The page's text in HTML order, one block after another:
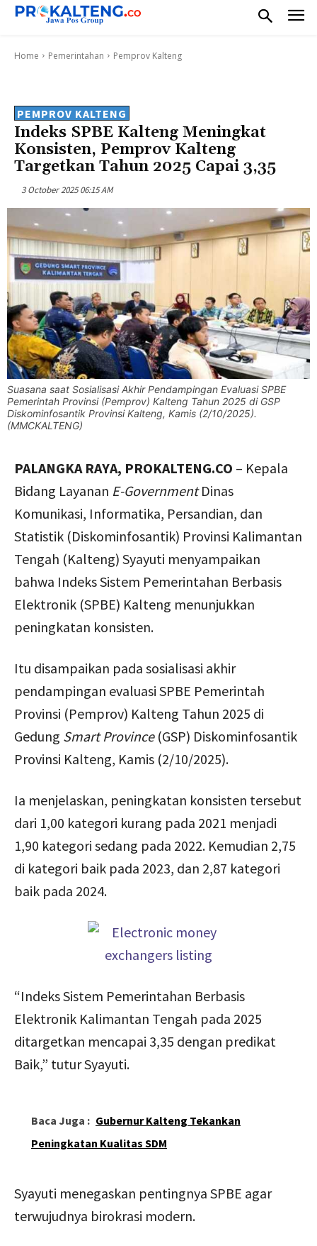
Home Pemerintahan Pemprov Kalteng
PEMPROV KALTENG
Indeks SPBE Kalteng Meningkat
Konsisten, Pemprov Kalteng
Targetkan Tahun 2025 Capai 3,35
3 October 2025 06:15 AM
Suasana saat Sosialisasi Akhir Pendampingan Evaluasi SPBE
Pemerintah Provinsi (Pemprov) Kalteng Tahun 2025 di GSP
Diskominfosantik Provinsi Kalteng, Kamis (2/10/2025).
(MMCKALTENG)
PALANGKA RAYA, PROKALTENG.CO – Kepala
Bidang Layanan E-Government Dinas
Komunikasi, Informatika, Persandian, dan
Statistik (Diskominfosantik) Provinsi Kalimantan
Tengah (Kalteng) Syayuti menyampaikan
bahwa Indeks Sistem Pemerintahan Berbasis
Elektronik (SPBE) Kalteng menunjukkan
peningkatan konsisten.
Itu disampaikan pada sosialisasi akhir
pendampingan evaluasi SPBE Pemerintah
Provinsi (Pemprov) Kalteng Tahun 2025 di
Gedung Smart Province(GSP) Diskominfosantik
Provinsi Kalteng, Kamis (2/10/2025).
Ia menjelaskan, peningkatan konsisten tersebut
dari 1,00 kategori kurang pada 2021 menjadi
1,90 kategori sedang pada 2022. Kemudian 2,75
di kategori baik pada 2023, dan 2,87 kategori
baik pada 2024.
“Indeks Sistem Pemerintahan Berbasis
Elektronik Kalimantan Tengah pada 2025
ditargetkan mencapai 3,35 dengan predikat
Baik,” tutur Syayuti.
Baca Juga : Gubernur Kalteng Tekankan
Peningkatan Kualitas SDM
Syayuti menegaskan pentingnya SPBE agar
terwujudnya birokrasi modern.